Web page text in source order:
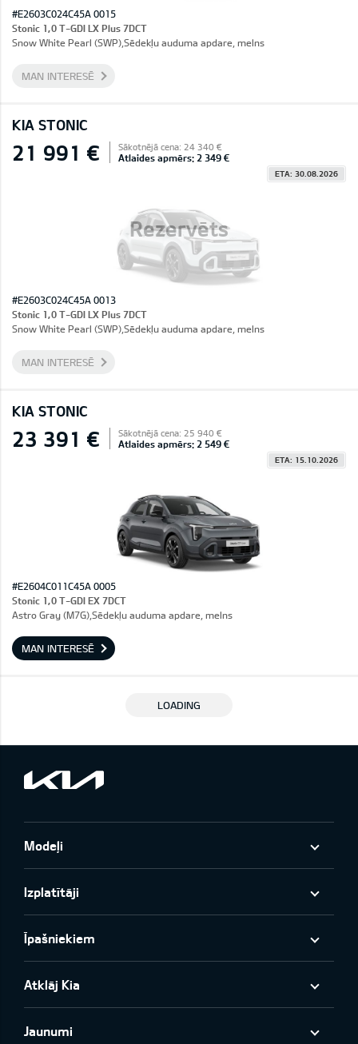
#E2603C024C45A 0015
Stonic 1,0 T-GDI LX Plus 7DCT
Snow White Pearl (SWP),Sēdekļu auduma apdare, melns
MAN INTERESĒ
KIA STONIC
Rezervēts
21 991 € Sākotnējā cena: 24 340 €
Atlaides apmērs: 2 349 €
ETA: 30.08.2026
#E2603C024C45A 0013
Stonic 1,0 T-GDI LX Plus 7DCT
Snow White Pearl (SWP),Sēdekļu auduma apdare, melns
MAN INTERESĒ
KIA STONIC
23 391 € Sākotnējā cena: 25 940 €
Atlaides apmērs: 2 549 €
ETA: 15.10.2026
#E2604C011C45A 0005
Stonic 1,0 T-GDI EX 7DCT
Astro Gray (M7G),Sēdekļu auduma apdare, melns
MAN INTERESĒ
LOADING
Modeļi
Izplatītāji
Īpašniekiem
Atklāj Kia
Jaunumi